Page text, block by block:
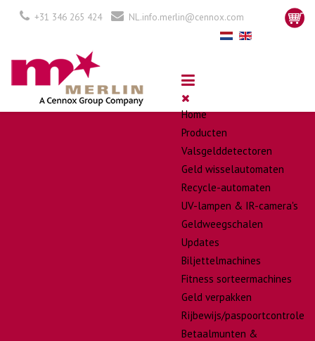
+31 346 265 424 NL.info.merlin@cennox.com
Home
Producten
Valsgelddetectoren
Geld wisselautomaten
Recycle-automaten
UV-lampen & IR-camera's
Geldweegschalen
Updates
Biljettelmachines
Fitness sorteermachines
Geld verpakken
Rijbewijs/paspoortcontrole
Betaalmunten &